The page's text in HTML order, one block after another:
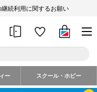
継続利用に関するお願い
ー スクール・ホビー